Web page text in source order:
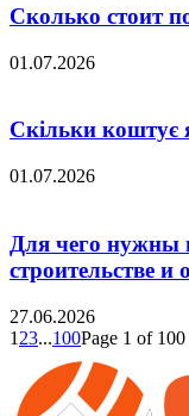
Сколько стоит
01.07.2026
Скільки коштує
01.07.2026
Для чего нужны
строительстве
27.06.2026
1 23...100Page 1 of 100